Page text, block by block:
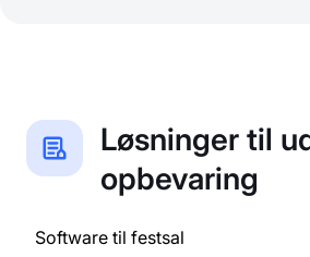
Løsninger til
opbevaring
Software til festsal